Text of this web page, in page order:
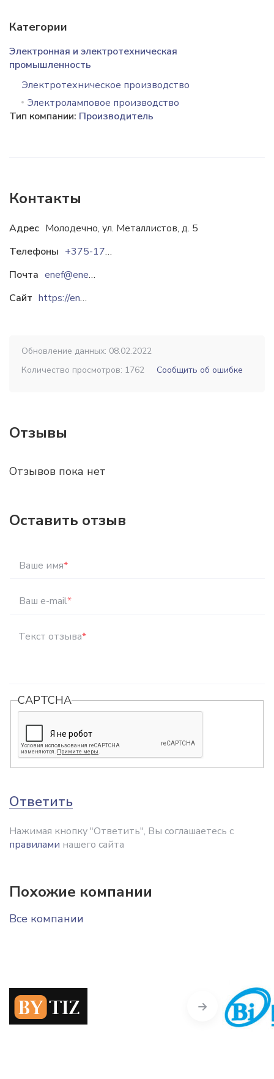
Категории
Электронная и электротехническая
промышленность
Электротехническое производство
Электроламповое производство
Тип компании: Производитель
Контакты
Адрес Молодечно, ул. Металлистов, д. 5
Телефоны
+375-176-746308
Почта
enef@enef.by
Сайт
https://enef.by
Обновление данных: 08.02.2022
Количество просмотров: 1762
Сообщить об ошибке
Отзывы
Отзывов пока нет
Оставить отзыв
Ваше имя*
Ваш e-mail*
Текст отзыва*
CAPTCHA
Ответить
Нажимая кнопку "Ответить", Вы соглашаетесь с
правилами нашего сайта
Похожие компании
Все компании
Next